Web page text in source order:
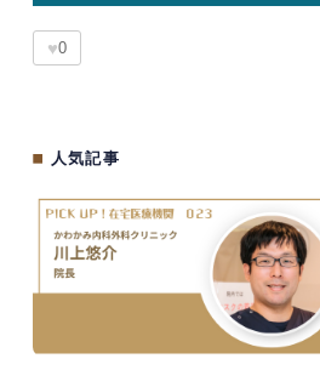
♥0
■ 人気記事